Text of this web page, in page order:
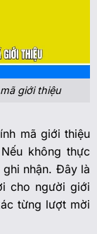
giới thiệu
mã giới thiệu
không thực
nhận. Đây là
cho người giới
từng lượt mời